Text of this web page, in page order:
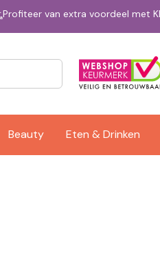
Profiteer van extra voordeel met
Beauty Eten & Drinken